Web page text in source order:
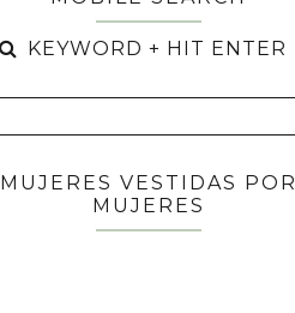
MUJERES VESTIDAS POR
MUJERES